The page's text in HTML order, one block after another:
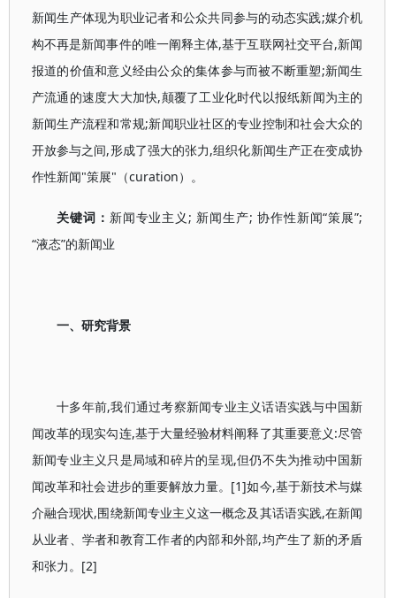
新闻生产体现为职业记者和公众共同参与的动态实践;媒介机
构不再是新闻事件的唯一阐释主体,基于互联网社交平台,新闻
报道的价值和意义经由公众的集体参与而被不断重塑;新闻生
产流通的速度大大加快,颠覆了工业化时代以报纸新闻为主的
新闻生产流程和常规;新闻职业社区的专业控制和社会大众的
开放参与之间,形成了强大的张力,组织化新闻生产正在变成协
作性新闻"策展"（curation）。
关键词： 新闻专业主义; 新闻生产; 协作性新闻“策展”;
“液态”的新闻业
一、研究背景
十多年前,我们通过考察新闻专业主义话语实践与中国新
闻改革的现实勾连,基于大量经验材料阐释了其重要意义:尽管
新闻专业主义只是局域和碎片的呈现,但仍不失为推动中国新
闻改革和社会进步的重要解放力量。[1]如今,基于新技术与媒
介融合现状,围绕新闻专业主义这一概念及其话语实践,在新闻
从业者、学者和教育工作者的内部和外部,均产生了新的矛盾
和张力。[2]